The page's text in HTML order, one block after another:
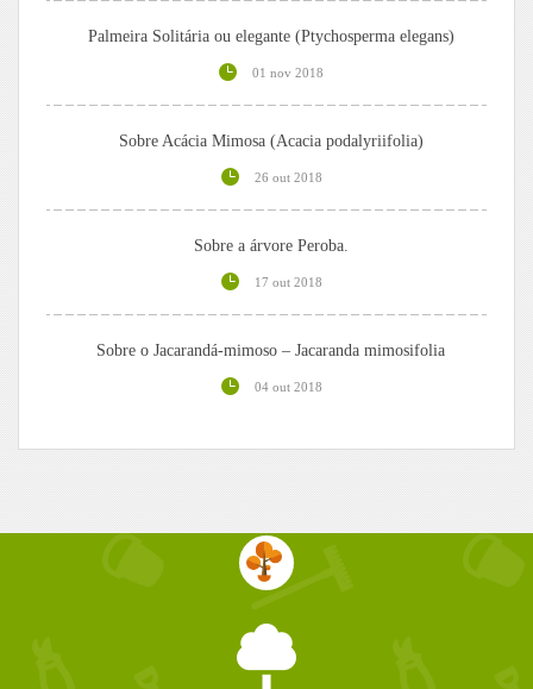
Palmeira Solitária ou elegante (Ptychosperma elegans)
01 nov 2018
Sobre Acácia Mimosa (Acacia podalyriifolia)
26 out 2018
Sobre a árvore Peroba.
17 out 2018
Sobre o Jacarandá-mimoso – Jacaranda mimosifolia
04 out 2018